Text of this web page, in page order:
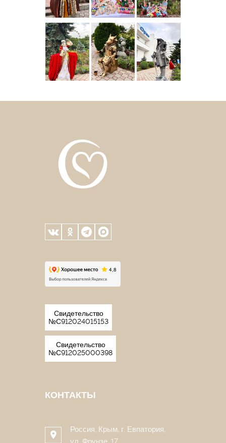
Свидетельство
№С912024015153
Свидетельство
№С912025000398
КОНТАКТЫ
Россия, Крым, г. Евпатория,